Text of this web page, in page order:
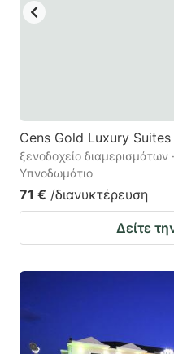
Cens Gold Luxury Suites
ξενοδοχείο διαμερισμάτων
Υπνοδωμάτιο
71 € /διανυκτέρευση
Δείτε